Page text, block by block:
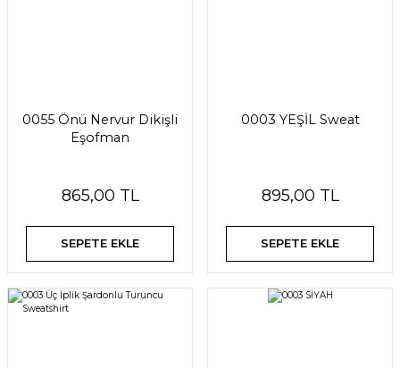
0055 Önü Nervur Dikişli
Eşofman
865,00 TL
SEPETE EKLE
0003 YEŞİL Sweat
895,00 TL
SEPETE EKLE